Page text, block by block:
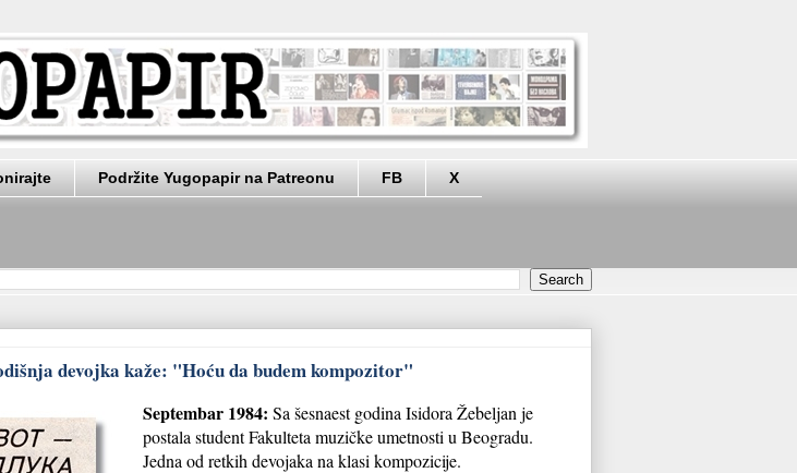
Podržite Yugopapir na Patreonu FB X
devojka kaže: "Hoću da budem kompozitor"
Septembar 1984: Sa šesnaest godina Isidora Žebeljan je
postala student Fakulteta muzičke umetnosti u Beogradu.
Jedna od retkih devojaka na klasi kompozicije.